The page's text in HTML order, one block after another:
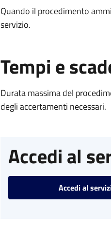
Quando il procedimento
servizio.
Tempi e
Durata massima del
degli accertamenti necessari.
Accedi al
Accedi al